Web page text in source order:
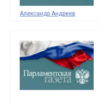
Александр Андреев